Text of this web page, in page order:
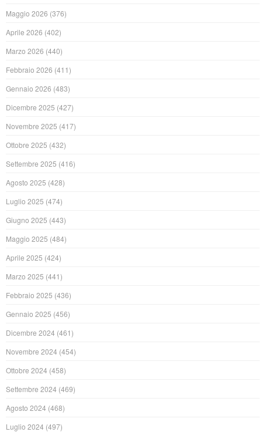
Maggio 2026 (376)
Aprile 2026 (402)
Marzo 2026 (440)
Febbraio 2026 (411)
Gennaio 2026 (483)
Dicembre 2025 (427)
Novembre 2025 (417)
Ottobre 2025 (432)
Settembre 2025 (416)
Agosto 2025 (428)
Luglio 2025 (474)
Giugno 2025 (443)
Maggio 2025 (484)
Aprile 2025 (424)
Marzo 2025 (441)
Febbraio 2025 (436)
Gennaio 2025 (456)
Dicembre 2024 (461)
Novembre 2024 (454)
Ottobre 2024 (458)
Settembre 2024 (469)
Agosto 2024 (468)
Luglio 2024 (497)